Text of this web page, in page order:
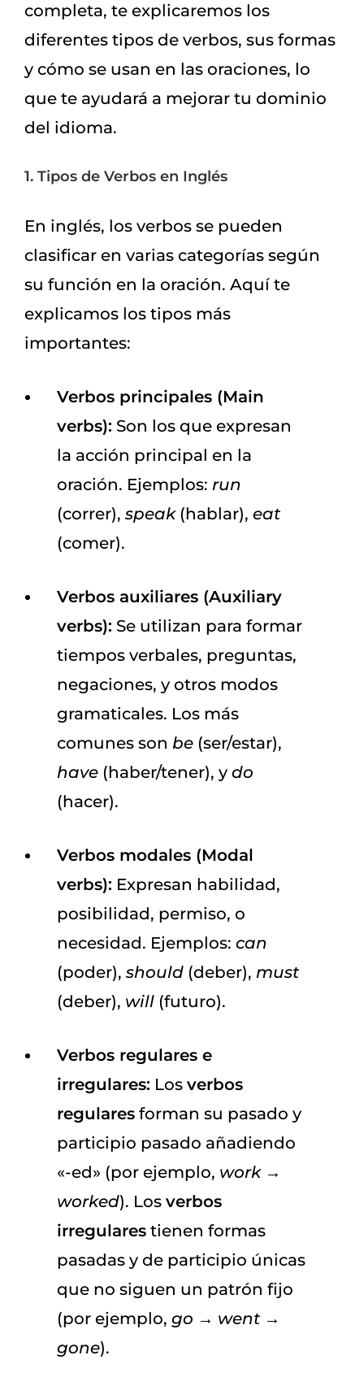
completa, te explicaremos los
diferentes tipos de verbos, sus formas
y cómo se usan en las oraciones, lo
que te ayudará a mejorar tu dominio
del idioma.
1. Tipos de Verbos en Inglés
En inglés, los verbos se pueden
clasificar en varias categorías según
su función en la oración. Aquí te
explicamos los tipos más
importantes:
Verbos principales (Main
verbs): Son los que expresan
la acción principal en la
oración. Ejemplos: run
(correr), speak(hablar), eat
(comer).
Verbos auxiliares (Auxiliary
verbs): Se utilizan para formar
tiempos verbales, preguntas,
negaciones, y otros modos
gramaticales. Los más
comunes son be (ser/estar),
have (haber/tener), y do
(hacer).
Verbos modales (Modal
verbs): Expresan habilidad,
posibilidad, permiso, o
necesidad. Ejemplos: can
(poder), should (deber), must
(deber), will (futuro).
Verbos regulares e
irregulares: Los verbos
regulares forman su pasado y
participio pasado añadiendo
«-ed» (por ejemplo, work→
worked). Los verbos
irregulares tienen formas
pasadas y de participio únicas
que no siguen un patrón fijo
(por ejemplo, go → went →
gone).